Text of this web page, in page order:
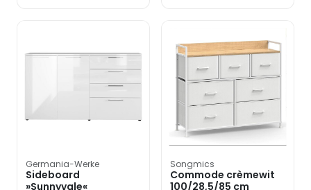
Germania-Werke
Sideboard
»Sunnyvale«
Songmics
Commode crèmewit
100/28,5/85 cm